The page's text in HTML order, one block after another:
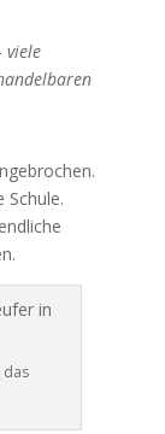
viele
Schule.
das